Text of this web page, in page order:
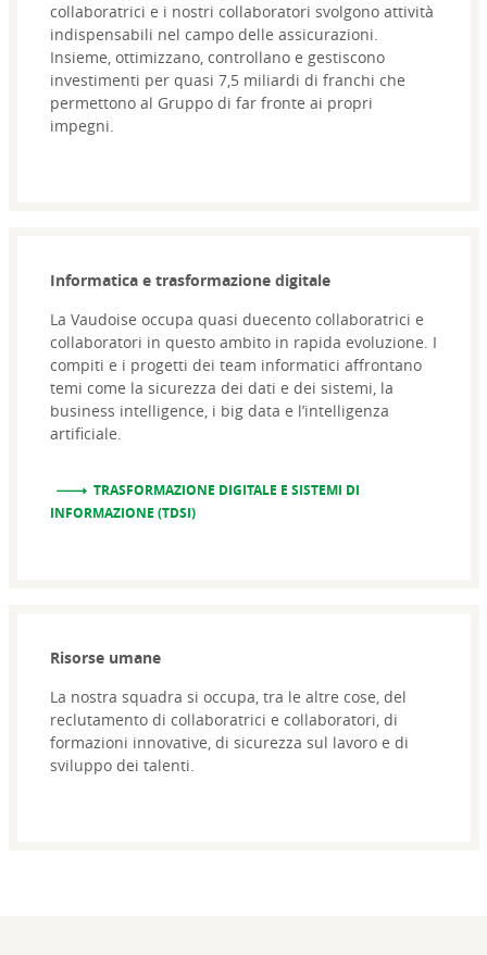
collaboratrici e i nostri collaboratori svolgono attività
indispensabili nel campo delle assicurazioni.
Insieme, ottimizzano, controllano e gestiscono
investimenti per quasi 7,5 miliardi di franchi che
permettono al Gruppo di far fronte ai propri
impegni.
Informatica e trasformazione digitale
La Vaudoise occupa quasi duecento collaboratrici e
collaboratori in questo ambito in rapida evoluzione. I
compiti e i progetti dei team informatici affrontano
temi come la sicurezza dei dati e dei sistemi, la
business intelligence, i big data e l’intelligenza
artificiale.
TRASFORMAZIONE DIGITALE E SISTEMI DI
INFORMAZIONE (TDSI)
Risorse umane
La nostra squadra si occupa, tra le altre cose, del
reclutamento di collaboratrici e collaboratori, di
formazioni innovative, di sicurezza sul lavoro e di
sviluppo dei talenti.